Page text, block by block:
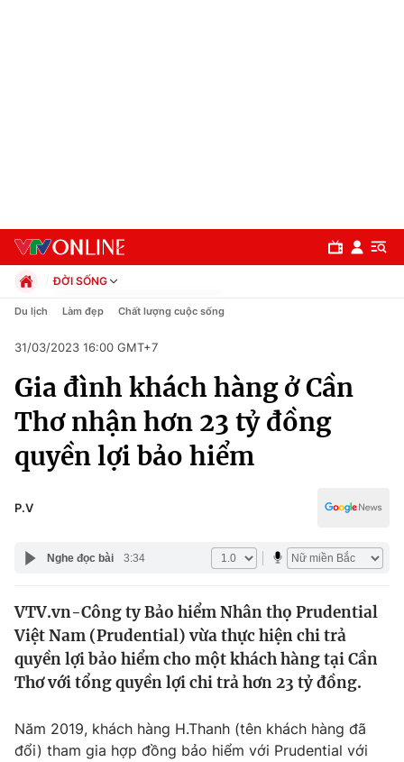
Chuyên mục
Chính trị
Xã hội
Pháp luật
Y tế
Thế giới
Tin tức
Thế giới đó đây
Câu chuyện quốc tế
Kinh tế
Thị trường
Dữ liệu và đời sống
ĐỜI SỐNG
Chính trị
Pháp luật
Kinh tế
Thể thao
Truyền hình
Văn hóa - Giải trí
Du lịch Làm đẹp Chất lượng cuộc sống
31/03/2023 16:00 GMT+7
Gia đình khách hàng ở Cần
Thơ nhận hơn 23 tỷ đồng
quyền lợi bảo hiểm
P.V
Nghe đọc bài 3:34
VTV.vn-Công ty Bảo hiểm Nhân thọ Prudential
Việt Nam (Prudential) vừa thực hiện chi trả
quyền lợi bảo hiểm cho một khách hàng tại Cần
Thơ với tổng quyền lợi chi trả hơn 23 tỷ đồng.
Năm 2019, khách hàng H.Thanh (tên khách hàng đã
đổi) tham gia hợp đồng bảo hiểm với Prudential với